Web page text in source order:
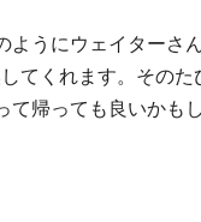
ようにウェイターさ
てくれます。その
帰っても良いかも